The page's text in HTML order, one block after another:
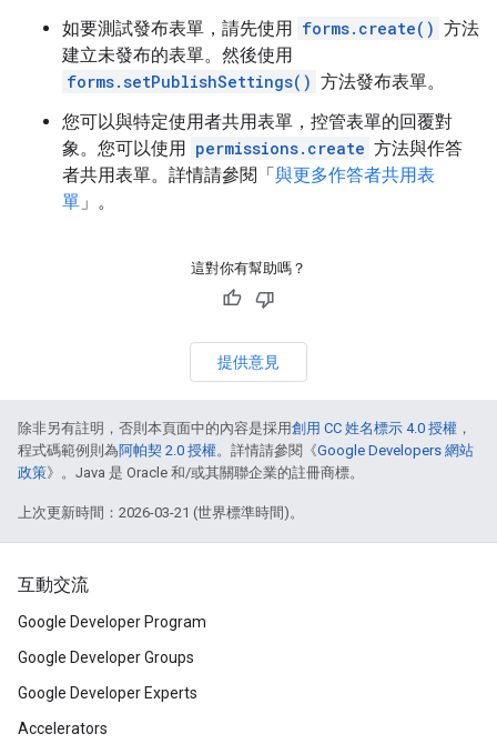
如要測試發布表單，請先使用 forms.create() 方法
建立未發布的表單。然後使用
forms.setPublishSettings() 方法發布表單。
您可以與特定使用者共用表單，控管表單的回覆對
象。您可以使用 permissions.create 方法與作答
者共用表單。詳情請參閱「與更多作答者共用表
單 」。
這對你有幫助嗎？
提供意見
除非另有註明，否則本頁面中的內容是採用創用 CC 姓名標示 4.0 授權 ，
程式碼範例則為阿帕契 2.0 授權。詳情請參閱《Google Developers 網站
政策》。Java 是 Oracle 和/或其關聯企業的註冊商標。
上次更新時間：2026-03-21 (世界標準時間)。
互動交流
Google Developer Program
Google Developer Groups
Google Developer Experts
Accelerators